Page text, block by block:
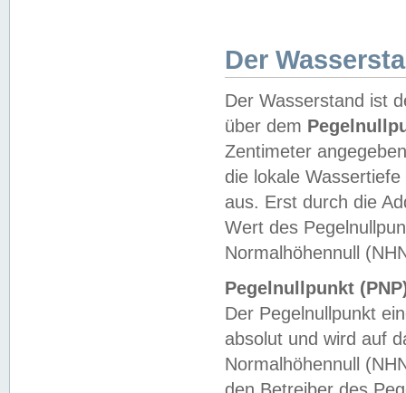
Der
Der Wasserstand ist
über dem
Zentimeter
die lokale
aus. Erst durch die
Wert des
Normalhöhennull
Pegelnullpunkt
Der Pegelnullpunkt
absolut und wird auf
Normalhöhennull